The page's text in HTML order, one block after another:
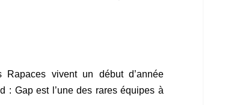
Rapaces vivent un début d’année
: Gap est l’une des rares équipes à